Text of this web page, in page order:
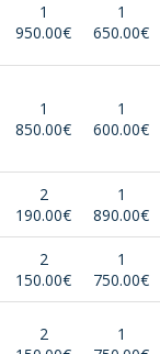
1
950.00€
1
650.00€
1
850.00€
1
600.00€
2
190.00€
1
890.00€
2
150.00€
1
750.00€
2
1